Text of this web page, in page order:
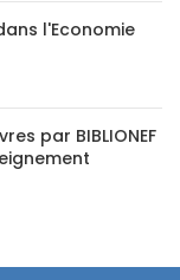
l'Economie
par BIBLIONEF